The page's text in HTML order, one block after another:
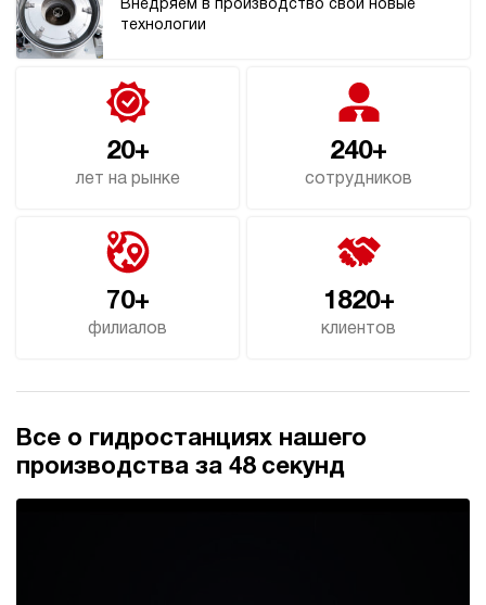
Внедряем в производство свои новые
технологии
20+
лет на рынке
240+
сотрудников
70+
филиалов
1820+
клиентов
Все о гидростанциях нашего
производства за 48 секунд